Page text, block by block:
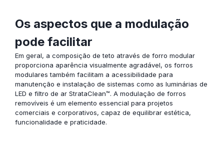
Os aspectos que a modulação
pode facilitar
Em geral, a composição de teto através de forro modular
proporciona aparência visualmente agradável, os forros
modulares também facilitam a acessibilidade para
manutenção e instalação de sistemas como as luminárias de
LED e filtro de ar StrataClean™. A modulação de forros
removíveis é um elemento essencial para projetos
comerciais e corporativos, capaz de equilibrar estética,
funcionalidade e praticidade.